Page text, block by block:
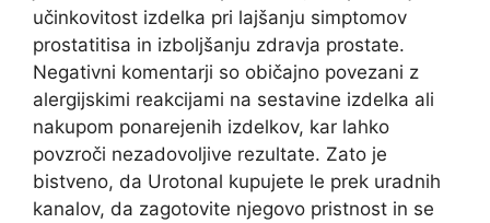
učinkovitost izdelka pri lajšanju simptomov
prostatitisa in izboljšanju zdravja prostate.
Negativni komentarji so običajno povezani z
alergijskimi reakcijami na sestavine izdelka ali
nakupom ponarejenih izdelkov, kar lahko
povzroči nezadovoljive rezultate. Zato je
bistveno, da Urotonal kupujete le prek uradnih
kanalov, da zagotovite njegovo pristnost in se